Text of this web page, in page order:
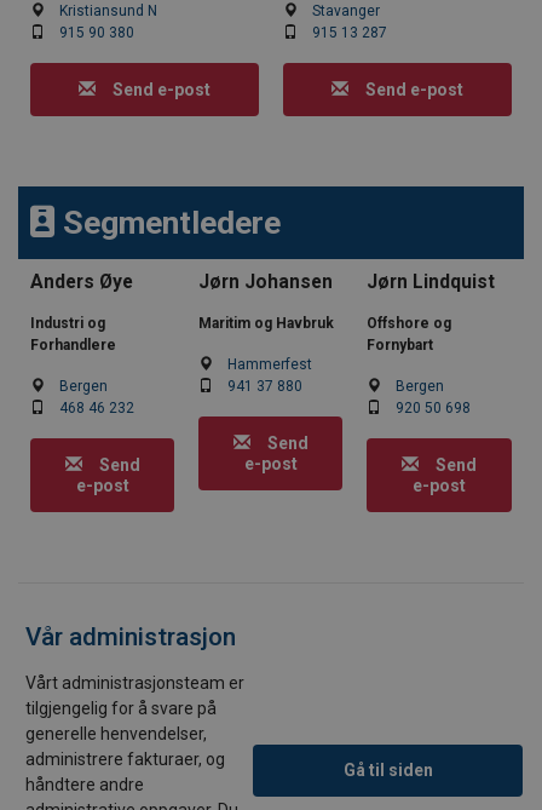
Kristiansund N
915 90 380
Send e-post
Stavanger
915 13 287
Send e-post
Segmentledere
Anders Øye
Industri og
Forhandlere
Bergen
468 46 232
Send
e-post
Jørn Johansen
Maritim og Havbruk
Hammerfest
941 37 880
Send
e-post
Jørn Lindquist
Offshore og
Fornybart
Bergen
920 50 698
Send
e-post
Vår administrasjon
Vårt administrasjonsteam er
tilgjengelig for å svare på
generelle henvendelser,
administrere fakturaer, og
håndtere andre
Gå til siden